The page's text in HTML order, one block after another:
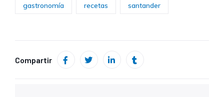
gastronomía recetas santander
Compartir